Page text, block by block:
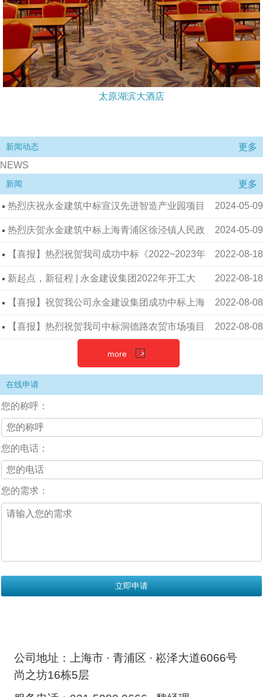
太原湖滨大酒店
新闻动态
更多
NEWS
新闻 更多
2024-05-09
热烈庆祝永金建筑中标宣汉先进智造产业园项目
办公楼装修工程项目 2024-05-09
热烈庆贺永金建筑中标上海青浦区徐泾镇人民政
府2023年徐泾镇大分流点位维修工程 2022-08-18
【喜报】热烈祝贺我司成功中标《2022~2023年
度昆山奥莱改造工程》项目！ 2022-08-18
新起点，新征程 | 永金建设集团2022年开工大
吉！ 2022-08-08
【喜报】祝贺我公司永金建设集团成功中标上海
某大学项目！ 2022-08-08
【喜报】热烈祝贺我司中标洞德路农贸市场项目
more
MORE >
在线申请
您的称呼：
您的电话：
您的需求：
公司地址：上海市 · 青浦区 · 崧泽大道6066号
尚之坊16栋5层